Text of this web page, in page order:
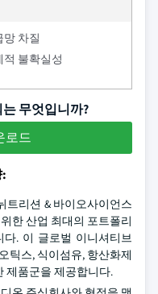
망 차질
적 불확실성
무엇입니까?
로드
트리션 & 바이오사이언스
한 산업 최대의 포트폴리
다. 이 글로벌 이니셔티브
틱스, 식이섬유, 항산화제
제품군을 제공합니다.